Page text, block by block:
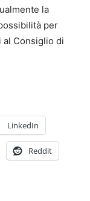
la
per
al Consiglio di
LinkedIn
Reddit